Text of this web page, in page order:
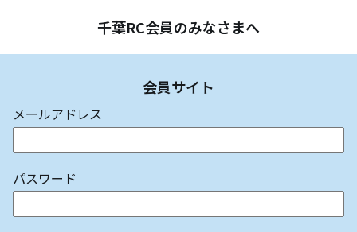
千葉RC会員のみなさまへ
会員サイト
メールアドレス
パスワード